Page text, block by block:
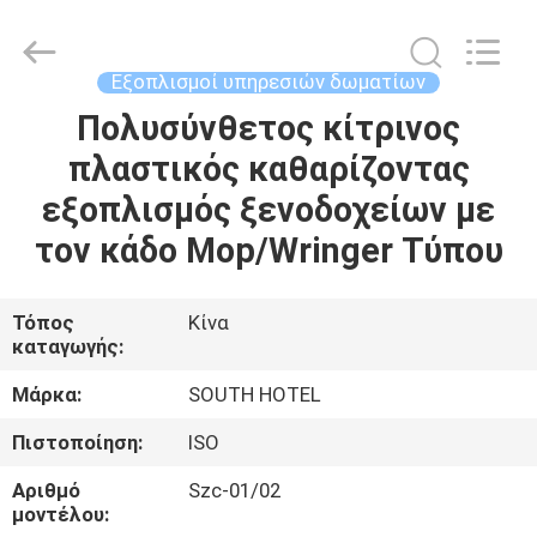
ΣΠΊΤΙ
ΠΡΟΪΌΝΤΑ
ΠΕΡΊΠΟΥ
ΕΜΕΊΣ
ΓΎΡΟΣ
ΕΡΓΟΣΤΑΣΊΩΝ
equipments
limited.
Εξοπλισμοί υπηρεσιών δωματίων
Πολυσύνθετος κίτρινος
πλαστικός καθαρίζοντας
εξοπλισμός ξενοδοχείων με
τον κάδο Mop/Wringer Τύπου
Τόπος
καταγωγής:
Κίνα
Μάρκα:
SOUTH HOTEL
Πιστοποίηση:
ISO
Αριθμό
μοντέλου:
Szc-01/02